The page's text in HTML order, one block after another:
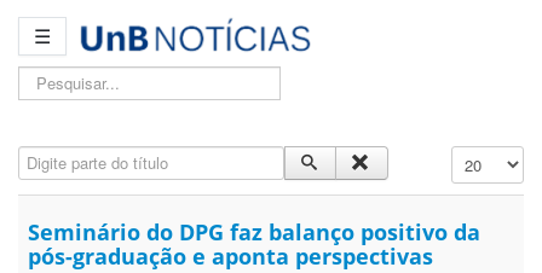
☰
Pesquisar...
Digite parte do título Exibir #
Seminário do DPG faz balanço positivo da
pós-graduação e aponta perspectivas